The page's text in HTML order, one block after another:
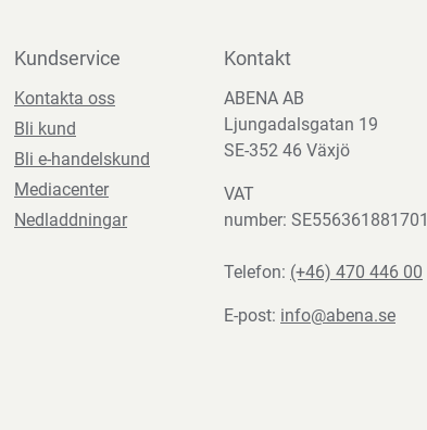
Kundservice
Kontakta oss
Bli kund
Bli e-handelskund
Mediacenter
Nedladdningar
Kontakt
ABENA AB
Ljungadalsgatan 19
SE-352 46 Växjö
VAT
number: SE556361881701
Telefon: (+46) 470 446 00
E-post: info@abena.se